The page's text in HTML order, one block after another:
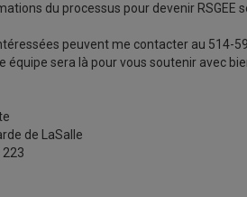
du processus pour devenir RSGEE
peuvent me contacter au 514-
équipe sera là pour vous soutenir avec
de LaSalle